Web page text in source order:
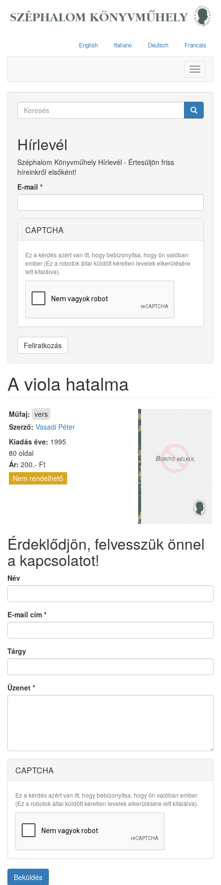
English Italiano Deutsch Francais
Toggle
Keresés
Hírlevél
Széphalom Könyvműhely Hírlevél - Értesüljön friss
híreinkről elsőként!
E-mail *
CAPTCHA
Ez a kérdés azért van itt, hogy bebizonyítsa, hogy ön valóban
ember (Ez a robotok által küldött kéretlen levelek elkerülésére
lett kitalálva).
Feliratkozás
A viola hatalma
Műfaj: vers
Szerző: Vasadi Péter
Kiadás éve: 1995
80 oldal
Ár: 200,- Ft
Nem rendelhető
Érdeklődjön, felvesszük önnel
a kapcsolatot!
Név
E-mail cím *
Tárgy
Üzenet *
CAPTCHA
Ez a kérdés azért van itt, hogy bebizonyítsa, hogy ön valóban ember
(Ez a robotok által küldött kéretlen levelek elkerülésére lett kitalálva).
Beküldés